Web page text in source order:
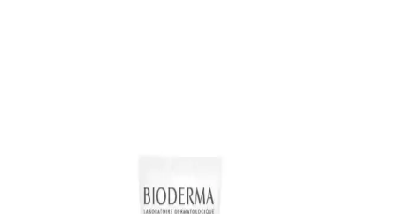
bakım önerileriyle cilt sağlığını koruma ve akne oluşumunu azaltma